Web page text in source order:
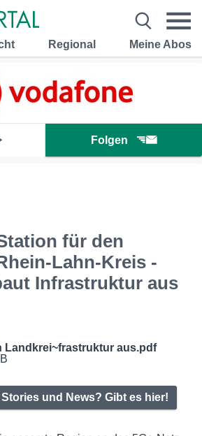
Regional Meine Abos
Folgen
für den
Lahn-Kreis -
Infrastruktur aus
Landkrei~frastruktur aus.pdf
und News? Gibt es hier!